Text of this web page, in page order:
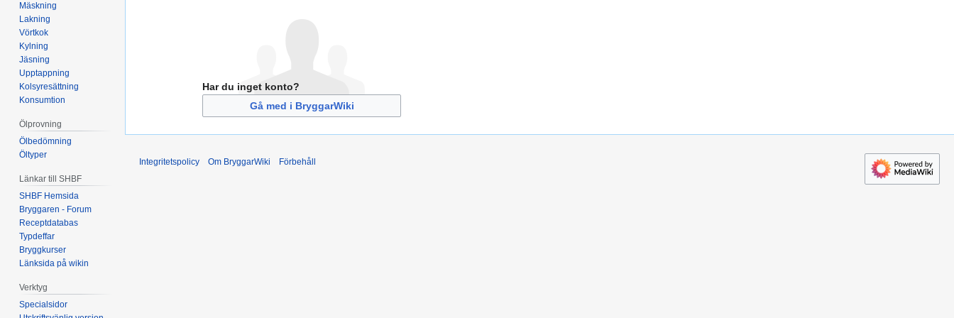
Har du inget konto?
Gå med i BryggarWiki
Mäskning
Lakning
Vörtkok
Kylning
Jäsning
Upptappning
Kolsyresättning
Konsumtion
Ölprovning
Ölbedömning
Öltyper
Länkar till SHBF
SHBF Hemsida
Bryggaren - Forum
Receptdatabas
Typdeffar
Bryggkurser
Länksida på wikin
Verktyg
Specialsidor
Integritetspolicy Om BryggarWiki Förbehåll